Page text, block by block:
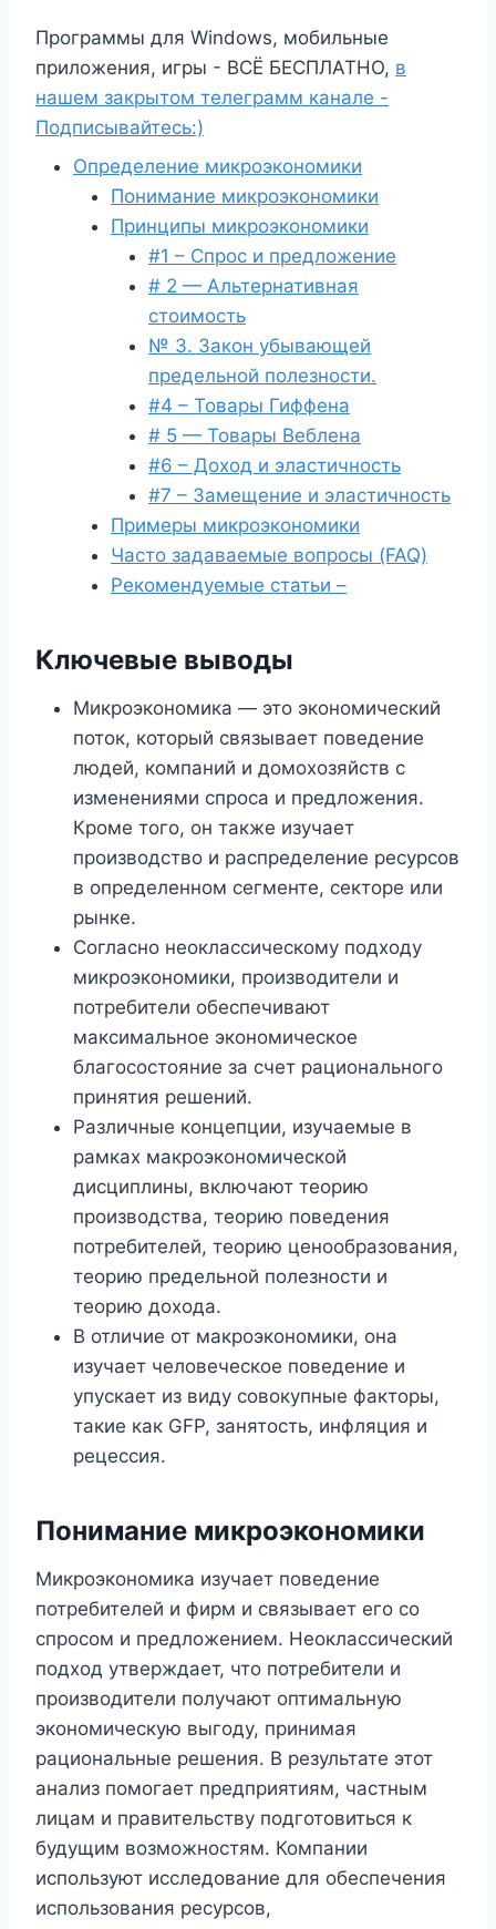
Программы для Windows, мобильные
приложения, игры - ВСЁ БЕСПЛАТНО, в
нашем закрытом телеграмм канале -
Подписывайтесь:)
Определение микроэкономики
Понимание микроэкономики
Принципы микроэкономики
#1 – Спрос и предложение
# 2 — Альтернативная
стоимость
№ 3. Закон убывающей
предельной полезности.
#4 – Товары Гиффена
# 5 — Товары Веблена
#6 – Доход и эластичность
#7 – Замещение и эластичность
Примеры микроэкономики
Часто задаваемые вопросы (FAQ)
Рекомендуемые статьи –
Ключевые выводы
Микроэкономика — это экономический
поток, который связывает поведение
людей, компаний и домохозяйств с
изменениями спроса и предложения.
Кроме того, он также изучает
производство и распределение ресурсов
в определенном сегменте, секторе или
рынке.
Согласно неоклассическому подходу
микроэкономики, производители и
потребители обеспечивают
максимальное экономическое
благосостояние за счет рационального
принятия решений.
Различные концепции, изучаемые в
рамках макроэкономической
дисциплины, включают теорию
производства, теорию поведения
потребителей, теорию ценообразования,
теорию предельной полезности и
теорию дохода.
В отличие от макроэкономики, она
изучает человеческое поведение и
упускает из виду совокупные факторы,
такие как GFP, занятость, инфляция и
рецессия.
Понимание микроэкономики
Микроэкономика изучает поведение
потребителей и фирм и связывает его со
спросом и предложением. Неоклассический
подход утверждает, что потребители и
производители получают оптимальную
экономическую выгоду, принимая
рациональные решения. В результате этот
анализ помогает предприятиям, частным
лицам и правительству подготовиться к
будущим возможностям. Компании
используют исследование для обеспечения
использования ресурсов,